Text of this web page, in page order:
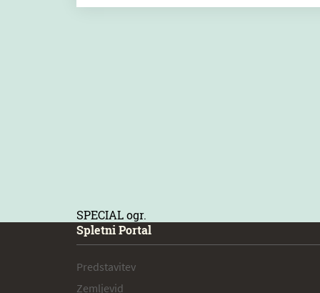
SPECIAL ogr.
Spletni Portal
Predstavitev
Zemljevid